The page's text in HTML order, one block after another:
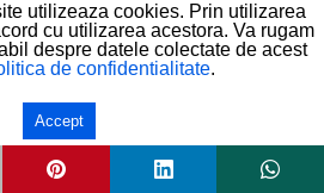
sunt bune. Avem
la tineret. Apoi, faptul că-l
Câtea (n.r. – președintele
de Box) în Comitetul
Europene de Box
utilizeaza cookies. Prin utilizarea
cu utilizarea acestora. Va rugam
despre datele colectate de acest
de confidentialitate.
Accept